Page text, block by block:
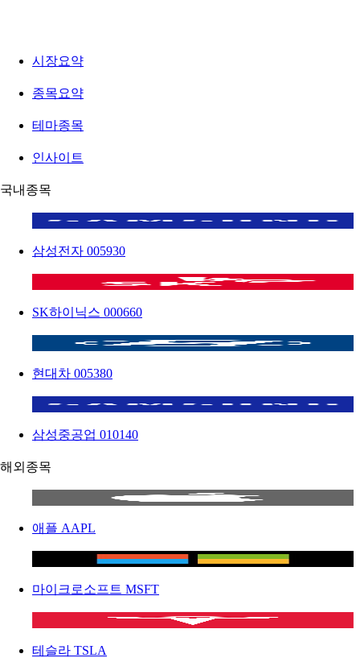
시장요약
종목요약
테마종목
인사이트
국내종목
삼성전자 005930
SK하이닉스 000660
현대차 005380
삼성중공업 010140
해외종목
애플 AAPL
마이크로소프트 MSFT
테슬라 TSLA